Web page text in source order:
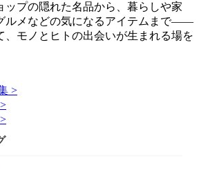
ップの隠れた名品から、暮らしや家
ルメなどの気になるアイテムまで――
、モノとヒトの出会いが生まれる場を
>